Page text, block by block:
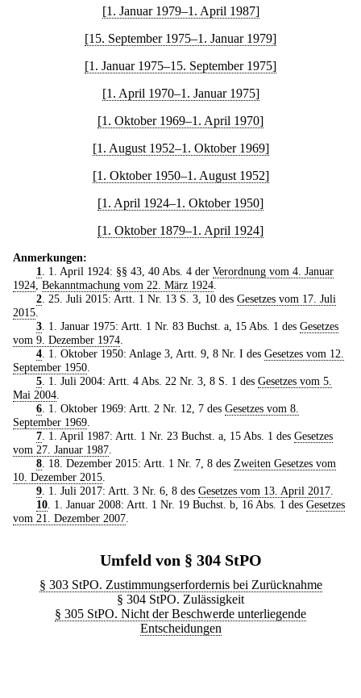
[1. Januar 1979–1. April 1987]
[15. September 1975–1. Januar 1979]
[1. Januar 1975–15. September 1975]
[1. April 1970–1. Januar 1975]
[1. Oktober 1969–1. April 1970]
[1. August 1952–1. Oktober 1969]
[1. Oktober 1950–1. August 1952]
[1. April 1924–1. Oktober 1950]
[1. Oktober 1879–1. April 1924]
Anmerkungen:
1
. 1. April 1924: §§ 43, 40 Abs. 4 der Verordnung vom 4. Januar
1924 Bekanntmachung vom 22. März 1924
2. 25. Juli 2015: Artt. 1 Nr. 13 S. 3, 10 des Gesetzes vom 17. Juli
2015
3. 1. Januar 1975: Artt. 1 Nr. 83 Buchst. a, 15 Abs. 1 des Gesetzes
vom 9. Dezember 1974
4. 1. Oktober 1950: Anlage 3, Artt. 9, 8 Nr. I des Gesetzes vom 12.
September 1950
5. 1. Juli 2004: Artt. 4 Abs. 22 Nr. 3, 8 S. 1 des Gesetzes vom 5.
Mai 2004
6. 1. Oktober 1969: Artt. 2 Nr. 12, 7 des Gesetzes vom 8.
September 1969
7. 1. April 1987: Artt. 1 Nr. 23 Buchst. a, 15 Abs. 1 des Gesetzes
vom 27. Januar 1987
8. 18. Dezember 2015: Artt. 1 Nr. 7, 8 des Zweiten Gesetzes vom
10. Dezember 2015
9. 1. Juli 2017: Artt. 3 Nr. 6, 8 des Gesetzes vom 13. April 2017.
10. 1. Januar 2008: Artt. 1 Nr. 19 Buchst. b, 16 Abs. 1 des Gesetzes
vom 21. Dezember 2007
Umfeld von § 304 StPO
§ 303 StPO. Zustimmungserfordernis bei Zurücknahme
§ 304 StPO. Zulässigkeit
§ 305 StPO. Nicht der Beschwerde unterliegende
Entscheidungen